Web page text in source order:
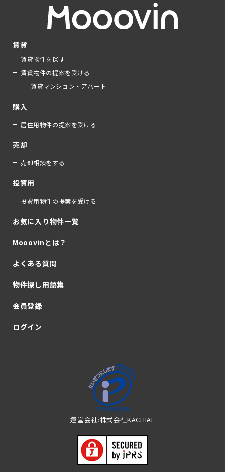
賃貸
賃貸物件を探す
賃貸物件の提案を受ける
賃貸マンション・アパート
購入
居住用物件の提案を受ける
売却
売却相談をする
投資用
投資用物件の提案を受ける
お気に入り物件一覧
Mooovinとは？
よくある質問
物件探し用語集
会員登録
ログイン
運営会社:株式会社KACHIAL